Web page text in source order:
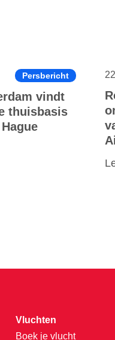
Persbericht
vindt
thuisbasis
Vluchten
Boek je vlucht